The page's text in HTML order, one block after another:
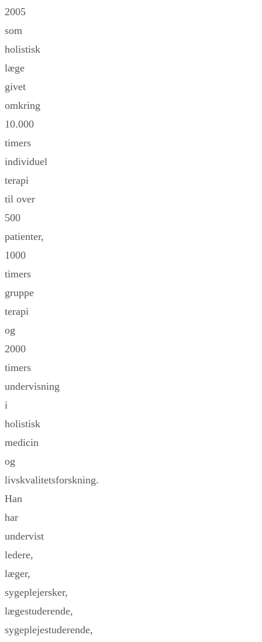
2005
som
holistisk
læge
givet
omkring
10.000
timers
individuel
terapi
til over
500
patienter,
1000
timers
gruppe
terapi
og
2000
timers
undervisning
i
holistisk
medicin
og
livskvalitetsforskning.
Han
har
undervist
ledere,
læger,
sygeplejersker,
lægestuderende,
sygeplejestuderende,